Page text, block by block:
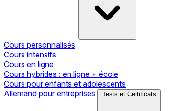
Cours personnalisés
Cours intensifs
Cours en ligne
Cours hybrides : en ligne + école
Cours pour enfants et adolescents
Allemand pour entreprises
Tests et Certificats